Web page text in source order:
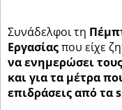
Συνάδελφοι τη
Εργασίαςπου είχε
να ενημερώσει
και για τα μέτρα
επιδράσεις από τα